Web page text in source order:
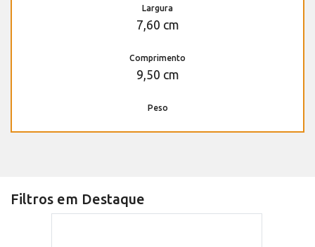
Largura
7,60 cm
Comprimento
9,50 cm
Peso
Filtros em Destaque